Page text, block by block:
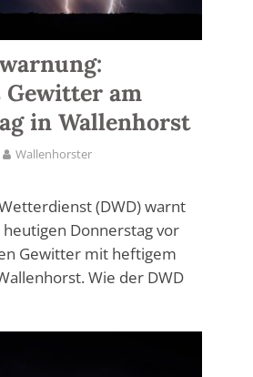
Gewitter am
in Wallenhorst
Wallenhorster
(DWD) warnt
Donnerstag vor
Gewitter mit heftigem
Wie der DWD